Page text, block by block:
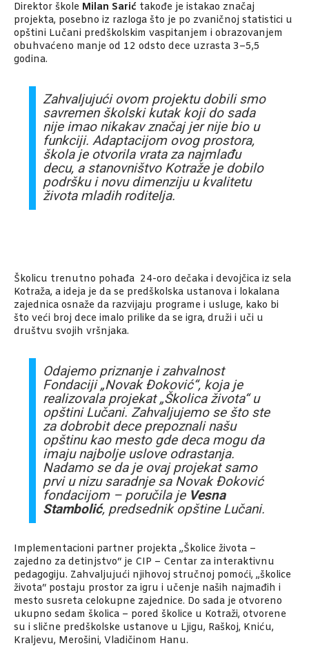
Direktor škole Milan Sarić takođe je istakao značaj
projekta, posebno iz razloga što je po zvaničnoj statistici u
opštini Lučani predškolskim vaspitanjem i obrazovanjem
obuhvaćeno manje od 12 odsto dece uzrasta 3–5,5
godina.
Zahvaljujući ovom projektu dobili smo
savremen školski kutak koji do sada
nije imao nikakav značaj jer nije bio u
funkciji. Adaptacijom ovog prostora,
škola je otvorila vrata za najmlađu
decu, a stanovništvo Kotraže je dobilo
podršku i novu dimenziju u kvalitetu
života mladih roditelja.
Školicu trenutno pohađa 24-oro dečaka i devojčica iz sela
Kotraža, a ideja je da se predškolska ustanova i lokalana
zajednica osnaže da razvijaju programe i usluge, kako bi
što veći broj dece imalo prilike da se igra, druži i uči u
društvu svojih vršnjaka.
Odajemo priznanje i zahvalnost
Fondaciji „Novak Đoković“, koja je
realizovala projekat „Školica života“ u
opštini Lučani. Zahvaljujemo se što ste
za dobrobit dece prepoznali našu
opštinu kao mesto gde deca mogu da
imaju najbolje uslove odrastanja.
Nadamo se da je ovaj projekat samo
prvi u nizu saradnje sa Novak Đoković
fondacijom – poručila je Vesna
Stambolić, predsednik opštine Lučani.
Implementacioni partner projekta „Školice života –
zajedno za detinjstvo“ je CIP – Centar za interaktivnu
pedagogiju. Zahvaljujući njihovoj stručnoj pomoći, „školice
života“ postaju prostor za igru i učenje naših najmađih i
mesto susreta celokupne zajednice. Do sada je otvoreno
ukupno sedam školica – pored školice u Kotraži, otvorene
su i slične predškolske ustanove u Ljigu, Raškoj, Kniću,
Kraljevu, Merošini, Vladičinom Hanu.